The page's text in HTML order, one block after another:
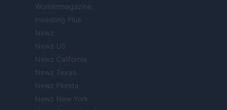
Womanmagazine
Investing Plus
Newz
Newz US
Newz California
Newz Texas
Newz Florida
Newz New York